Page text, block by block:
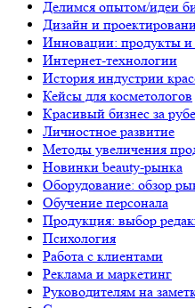
Делимся опытом/идеи
Дизайн и
Инновации: продукты и
Интернет-технологии
История индустрии
Кейсы для косметологов
Красивый бизнес за
Личностное развитие
Методы увеличения
Новинки beauty-рынка
Оборудование: обзор
Обучение персонала
Продукция: выбор
Психология
Работа с клиентами
Реклама и маркетинг
Руководителям на